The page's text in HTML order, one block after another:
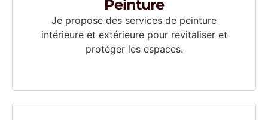
Peinture
Je propose des services de peinture
intérieure et extérieure pour revitaliser et
protéger les espaces.